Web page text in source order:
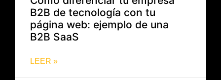
B2B de tecnología con tu
página web: ejemplo de una
B2B SaaS
LEER »